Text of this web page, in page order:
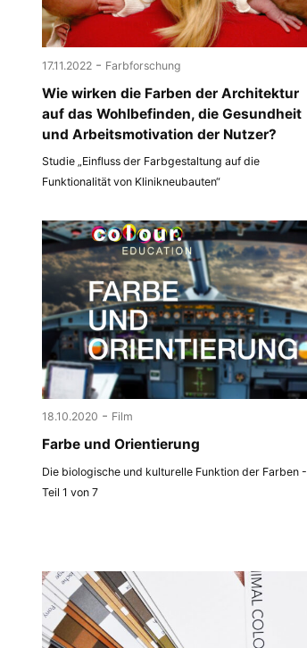
17.11.2022 - Farbforschung
Wie wirken die Farben der Architektur
auf das Wohlbefinden, die Gesundheit
und Arbeitsmotivation der Nutzer?
Studie „Einfluss der Farbgestaltung auf die
Funktionalität von Klinikneubauten“
18.10.2020 - Film
Farbe und Orientierung
Die biologische und kulturelle Funktion der Farben -
Teil 1 von 7